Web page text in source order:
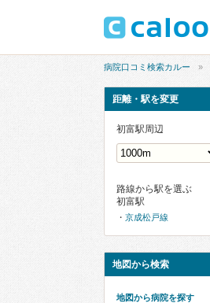
病院口コミ検索カルー
距離・駅を変更
初富駅周辺
路線から駅を選ぶ
初富駅
京成松戸線
地図から検索
地図から病院を探す